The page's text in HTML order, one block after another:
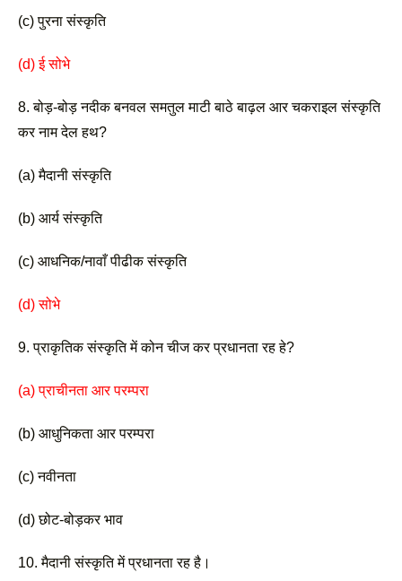
(c) पुरना संस्कृति
(d) ई सोभे
8. बोड़-बोड़ नदीक बनवल समतुल माटी बाठे बाढ़ल आर चकराइल संस्कृति
कर नाम देल हथ?
(a) मैदानी संस्कृति
(b) आर्य संस्कृति
(c) आधनिक/नावाँ पीढीक संस्कृति
(d) सोभे
9. प्राकृतिक संस्कृति में कोन चीज कर प्रधानता रह हे?
(a) प्राचीनता आर परम्परा
(b) आधुनिकता आर परम्परा
(c) नवीनता
(d) छोट-बोड़कर भाव
10. मैदानी संस्कृति में प्रधानता रह है।